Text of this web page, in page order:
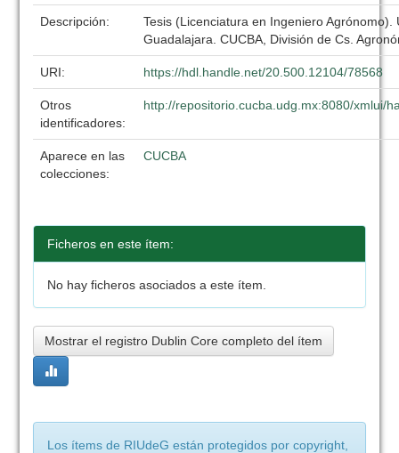
Descripción:
Tesis (Licenciatura en Ingeniero Agrónomo).
Guadalajara. CUCBA, División de Cs.
URI: https://hdl.handle.net/20.500.12104/78568
Otros
identificadores:
http://repositorio.cucba.udg.mx:8080/xmlui/
Aparece en las
colecciones:
CUCBA
Ficheros en este ítem:
No hay ficheros asociados a este ítem.
Mostrar el registro Dublin Core completo del ítem
Los ítems de RIUdeG están protegidos por copyright,